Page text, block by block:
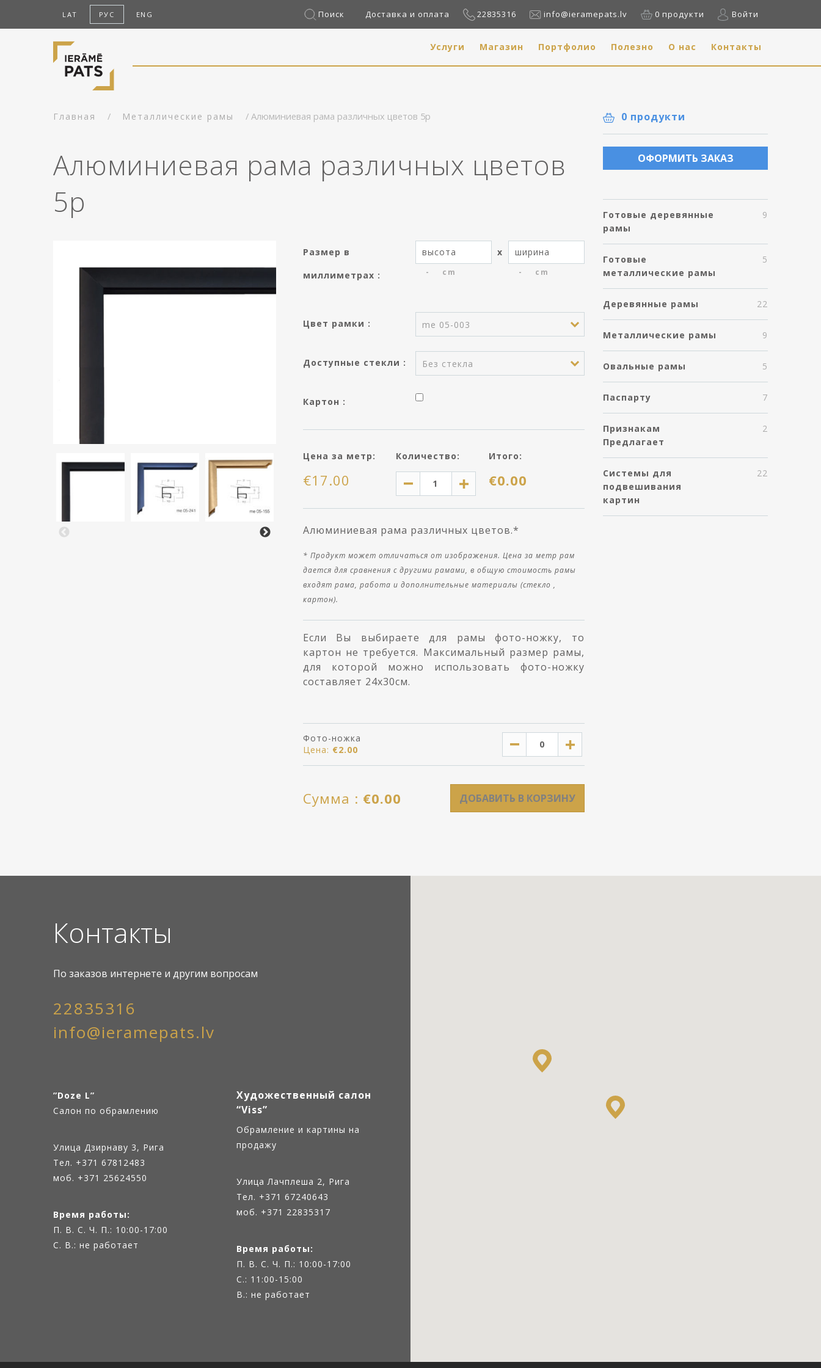
LAT РУС ENG Поиск Доставка и оплата 22835316 info@ieramepats.lv 0 продукти Войти
Услуги Магазин Портфолио Полезно О нас Контакты
Главная / Металлические рамы / Алюминиевая рама различных цветов 5p
Алюминиевая рама различных цветов
5p
Размер в
миллиметрах :
cm
x
cm
Вы сохранили данные о размерах
продуктов.
Хотите ли Вы изменить эти
Высота :
ИСПОЛЬЗОВАТЬ ДАННЫЕ
Цвет рамки : me 05-003
Доступные стекли : Без стекла
Картон :
Цена за метр:
€17.00
Количество: Итого:
€0.00
Алюминиевая рама различных цветов.*
* Продукт может отличаться от изображения. Цена за метр рам
дается для сравнения с другими рамами, в общую стоимость рамы
входят рама, работа и дополнительные материалы (стекло ,
картон).
Если Вы выбираете для рамы фото-ножку, то
картон не требуется. Mаксимальный размер рамы,
для которой можно использовать фото-ножку
составляет 24x30см.
Фото-ножка
Цена: €2.00
Cумма : €0.00 ДОБАВИТЬ В КОРЗИНУ
0 продукти
ОФОРМИТЬ ЗАКАЗ
Готовые деревянные
рамы
9
Готовые
металлические рамы
5
Деревянные рамы 22
Металлические рамы 9
Овальные рамы 5
Паспарту 7
Признакам
Предлагает
2
Системы для
подвешивания
картин
22
Контакты
По заказов интернете и другим вопросам
22835316
info@ieramepats.lv
”Doze L”
Салон по обрамлению
Улица Дзирнаву 3, Рига
Тел. +371 67812483
моб. +371 25624550
Время работы:
П. В. С. Ч. П.: 10:00-17:00
С. В.: не работает
Художественный салон
“Viss”
Oбрамление и картины на
продажу
Улица Лачплеша 2, Рига
Тел. +371 67240643
моб. +371 22835317
Время работы:
П. В. С. Ч. П.: 10:00-17:00
С.: 11:00-15:00
В.: не работает